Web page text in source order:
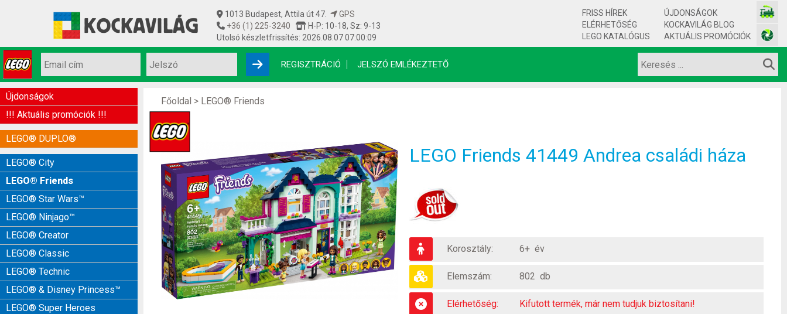
1013 Budapest, Attila út 47.
GPS
+36 (1) 225-3240
H-P: 10-18, Sz: 9-13
Utolsó készletfrissítés: 2026.08.07 07:00:09
FRISS HÍREK
ELÉRHETŐSÉG
LEGO KATALÓGUS
ÚJDONSÁGOK
KOCKAVILÁG BLOG
AKTUÁLIS PROMÓCIÓK
REGISZTRÁCIÓ JELSZÓ EMLÉKEZTETŐ
Újdonságok
!!! Aktuális promóciók !!!
LEGO® DUPLO®
LEGO® City
LEGO® Friends
LEGO® Star Wars™
LEGO® Ninjago™
LEGO® Creator
LEGO® Classic
LEGO® Technic
LEGO® & Disney Princess™
LEGO® Super Heroes
Főoldal > LEGO® Friends
LEGO Friends 41449 Andrea családi háza
Korosztály: 6+ év
Elemszám: 802 db
Elérhetőség: Kifutott termék, már nem tudjuk biztosítani!